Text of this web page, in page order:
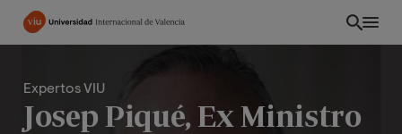
Pasar
Expertos VIU
Josep Piqué, Ex Ministro